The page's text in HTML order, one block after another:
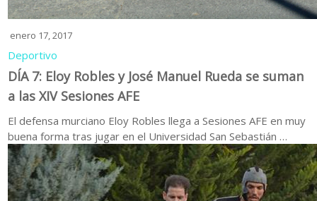
enero 17, 2017
Deportivo
DÍA 7: Eloy Robles y José Manuel Rueda se suman
a las XIV Sesiones AFE
El defensa murciano Eloy Robles llega a Sesiones AFE en muy
buena forma tras jugar en el Universidad San Sebastián …